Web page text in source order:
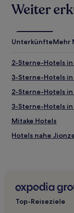
Weiter
UnterkünfteMehr
2-Sterne-Hotels
3-Sterne-Hotels
2-Sterne-Hotels
3-Sterne-Hotels
Mitake Hotels
Hotels nahe
Hotels nahe Gujo
Hotels nahe
Top-Reiseziele